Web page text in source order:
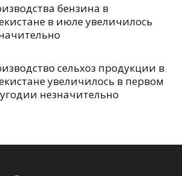
бензина в
в июле увеличилось
сельхоз продукции в
увеличилось в первом
незначительно